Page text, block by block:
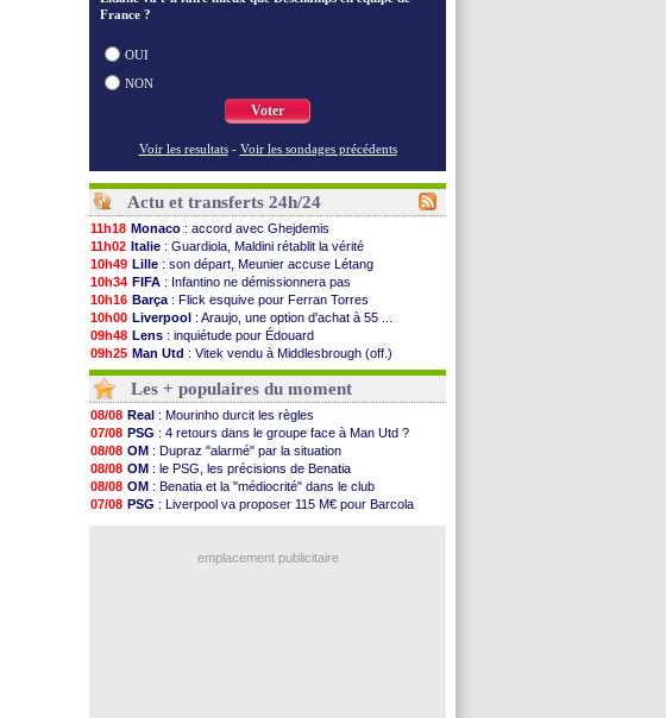
France ?
OUI
NON
Voter
Voir les resultats - Voir les sondages précédents
Actu et transferts 24h/24
11h18 Monaco : accord avec Ghejdemis
11h02 Italie : Guardiola, Maldini rétablit la vérité
10h49 Lille : son départ, Meunier accuse Létang
10h34 FIFA : Infantino ne démissionnera pas
10h16 Barça : Flick esquive pour Ferran Torres
10h00 Liverpool : Araujo, une option d'achat à 55 ...
09h48 Lens : inquiétude pour Édouard
09h25 Man Utd : Vitek vendu à Middlesbrough (off.)
09h10 PSV: Sano recruté pour 14,5 M€ (officiel)
08h52
OM: Coventry pense à Angel Gomes
08/08 PSG: Rafel Pol satisfait des progrès
08/08 Amical: le Barça vainqueur puis battu
08/08 Inter : Calhanoglu prêt à prolonger
08/08 Nice : Abdelmonem veut rester
08/08 L2: le classement complet
08/08 L2: les résultats de la soirée
08/08 Amical: Le Havre renversé par Oviedo
: Dupraz "alarmé" par la situation
Les + populaires du moment
08/08 Real : Mourinho durcit les règles
07/08 PSG : 4 retours dans le groupe face à Man Utd ?
08/08 OM : Dupraz "alarmé" par la situation
08/08 OM : le PSG, les précisions de Benatia
08/08 OM : Benatia et la "médiocrité" dans le club
07/08 PSG : Liverpool va proposer 115 M€ pour Barcola
emplacement publicitaire